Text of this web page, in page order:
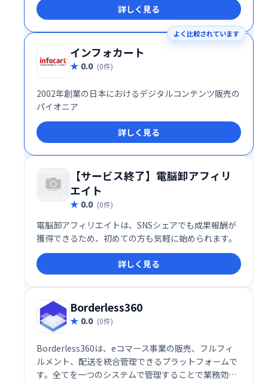
に対応。商品リスト作成から在庫管理、注文処理まで
を自動化することで、効率的なドロップシッピングビ
ジネスを実現します。時間を節約し、売上拡大を目指
しましょう。
詳しく見る
よく比較されています
インフォカート
0.0 (0件)
2002年創業の日本におけるデジタルコンテンツ販売の
パイオニア
詳しく見る
【サービス終了】電脳卸アフィリ
エイト
0.0 (0件)
電脳卸アフィリエイトは、SNSシェアでも成果報酬が
獲得できるため、初めての方も気軽に始められます。
詳しく見る
Borderless360
0.0 (0件)
Borderless360は、eコマース事業の販売、フルフィ
ルメント、配送を統合管理できるプラットフォームで
す。全てを一つのシステムで管理することで業務効率